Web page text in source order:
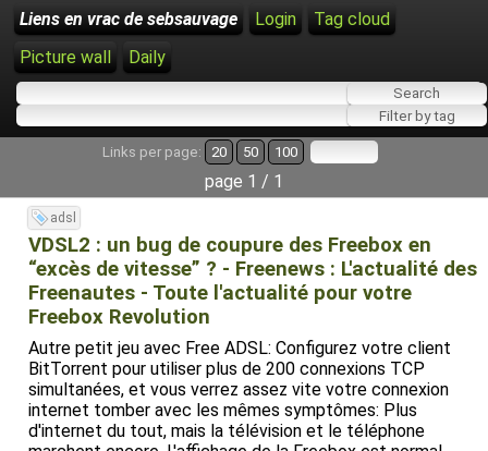
Liens en vrac de sebsauvage Login
Tag cloud
Picture wall
Daily
Links per page: 20 50 100
page 1 / 1
adsl
VDSL2 : un bug de coupure des Freebox en
“excès de vitesse” ? - Freenews : L'actualité des
Freenautes - Toute l'actualité pour votre
Freebox Revolution
Autre petit jeu avec Free ADSL: Configurez votre client
BitTorrent pour utiliser plus de 200 connexions TCP
simultanées, et vous verrez assez vite votre connexion
internet tomber avec les mêmes symptômes: Plus
d'internet du tout, mais la télévision et le téléphone